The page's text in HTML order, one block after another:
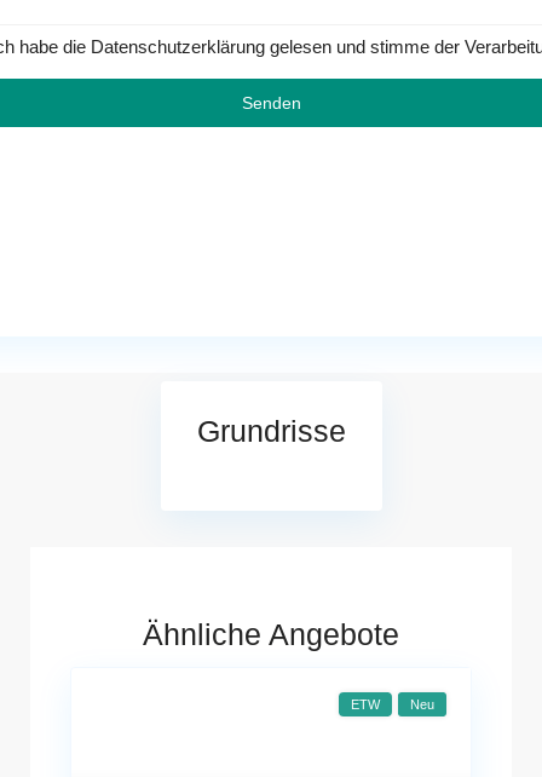
habe die Datenschutzerklärung gelesen und stimme der
Grundrisse
Ähnliche Angebote
ETW Neu